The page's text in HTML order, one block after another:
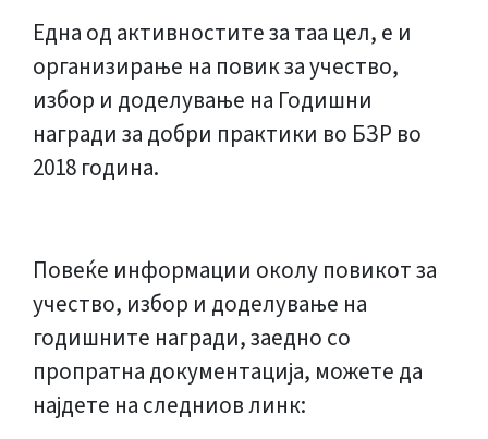
Една од активностите за таа цел, е и
организирање на повик за учество,
избор и доделување на Годишни
награди за добри практики во БЗР во
2018 година.
Повеќе информации околу повикот за
учество, избор и доделување на
годишните награди, заедно со
пропратна документација, можете да
најдете на следниов линк: